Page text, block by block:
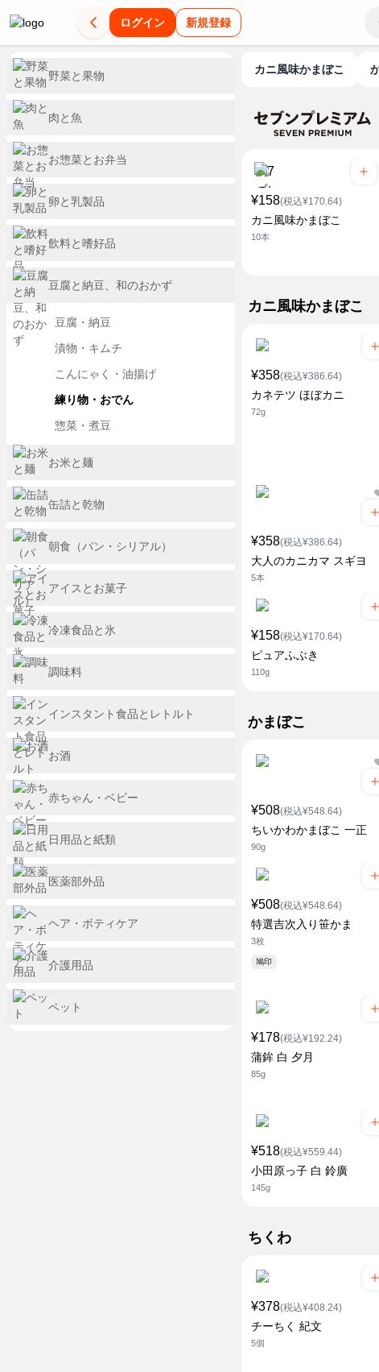
ログイン 新規登録
カニ風味かまぼこ
¥158(税込¥170.64)
カニ風味かまぼこ
10本
カニ風味かまぼこ
¥358(税込¥386.64)
カネテツ ほぼカニ
72g
¥358(税込¥386.64)
大人のカニカマ スギヨ
5本
¥158(税込¥170.64)
ピュアふぶき
110g
かまぼこ
¥508(税込¥548.64)
ちいかわかまぼこ 一正
90g
¥508(税込¥548.64)
特選吉次入り笹かま
3枚
鳩印
¥178(税込¥192.24)
蒲鉾 白 夕月
85g
¥518(税込¥559.44)
小田原っ子 白 鈴廣
145g
ちくわ
¥378(税込¥408.24)
チーちく 紀文
5個
野菜と果物
肉と魚
お惣菜とお弁当
卵と乳製品
飲料と嗜好品
豆腐と納豆、和のおかず
豆腐・納豆
漬物・キムチ
こんにゃく・油揚げ
練り物・おでん
惣菜・煮豆
お米と麺
缶詰と乾物
朝食（パン・シリアル）
アイスとお菓子
冷凍食品と氷
調味料
インスタント食品とレトルト
お酒
赤ちゃん・ベビー
日用品と紙類
医薬部外品
ヘア・ボティケア
介護用品
ペット